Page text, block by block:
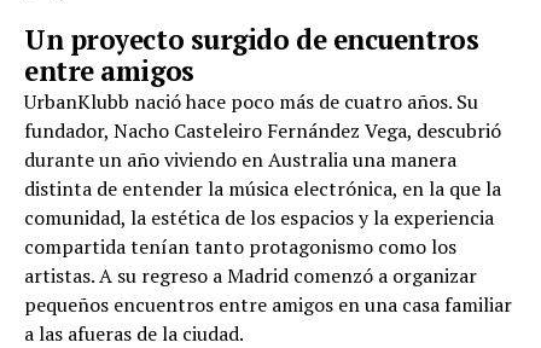
Un proyecto surgido de encuentros
entre amigos
UrbanKlubb nació hace poco más de cuatro años. Su
fundador, Nacho Casteleiro Fernández Vega, descubrió
durante un año viviendo en Australia una manera
distinta de entender la música electrónica, en la que la
comunidad, la estética de los espacios y la experiencia
compartida tenían tanto protagonismo como los
artistas. A su regreso a Madrid comenzó a organizar
pequeños encuentros entre amigos en una casa familiar
a las afueras de la ciudad.